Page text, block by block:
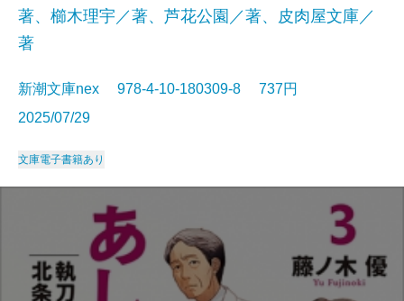
著、櫛木理宇／著、芦花公園／著、皮肉屋文庫／
著
新潮文庫nex 978-4-10-180309-8 737円
2025/07/29
文庫電子書籍あり